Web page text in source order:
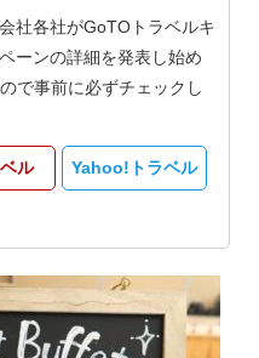
社各社がGoTOトラベルキ
ーンの詳細を発表し始め
で事前に必ずチェックし
ル Yahoo!トラベル